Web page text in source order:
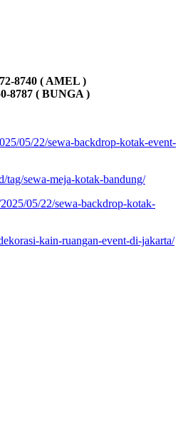
8740 ( AMEL )
8787 ( BUNGA )
05/22/sewa-backdrop-kotak-event-
sewa-meja-kotak-bandung/
05/22/sewa-backdrop-kotak-
kain-ruangan-event-di-jakarta/